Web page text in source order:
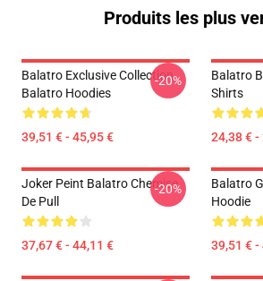
Produits les plus
Balatro Exclusive Collection
Balatro Hoodies
39,51 € - 45,95 €
-20%
Balatro
Shirts
24,38 € -
Joker Peint Balatro Chemise
De Pull
37,67 € - 44,11 €
-20%
Balatro
Hoodie
39,51 € -